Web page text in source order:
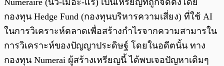
Numeraire (นิว-เมอะ-แร) เป็นเหรียญที่ถูกจัดตั้งโดย
กองทุน Hedge Fund (กองทุนบริหารความเสี่ยง) ที่ใช้ AI
ในการวิเคราะห์ตลาดเพื่อสร้างกำไรจากความสามารใน
การวิเคราะห์ของปัญญาประดิษฐ์ โดยในอดีตนั้น ทาง
กองทุน Numerai ผู้สร้างเหรียญนี้ ได้พบเจอปัญหาเดิมๆ